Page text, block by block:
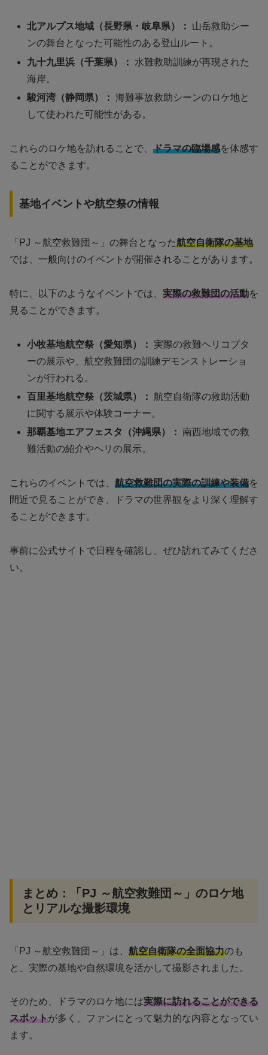
北アルプス地域（長野県・岐阜県）：
山岳救助シー
ンの舞台となった可能性のある登山ルート。
九十九里浜（千葉県）：
水難救助訓練が再現された
海岸。
駿河湾（静岡県）： 海難事故救助シーンのロケ地と
して使われた可能性がある。
これらのロケ地を訪れることで、 ドラマの臨場感を体感す
ることができます。
基地イベントや航空祭の情報
「PJ ～航空救難団～」の舞台となった航空自衛隊の基地
では、一般向けのイベントが開催されることがあります。
特に、以下のようなイベントでは、 実際の救難団の活動を
見ることができます。
小牧基地航空祭（愛知県）： 実際の救難ヘリコプタ
ーの展示や、航空救難団の訓練デモンストレーショ
ンが行われる。
百里基地航空祭（茨城県）： 航空自衛隊の救助活動
に関する展示や体験コーナー。
那覇基地エアフェスタ（沖縄県）： 南西地域での救
難活動の紹介やヘリの展示。
これらのイベントでは、 航空救難団の実際の訓練や装備を
間近で見ることができ、ドラマの世界観をより深く理解す
ることができます。
事前に公式サイトで日程を確認し、ぜひ訪れてみてくださ
い。
まとめ：「PJ ～航空救難団～」のロケ地
とリアルな撮影環境
「PJ ～航空救難団～」は、 航空自衛隊の全面協力のも
と、実際の基地や自然環境を活かして撮影されました。
そのため、ドラマのロケ地には実際に訪れることができる
スポットが多く、ファンにとって魅力的な内容となってい
ます。